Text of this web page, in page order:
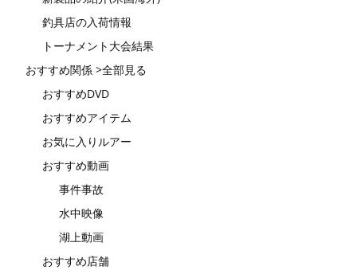
釣具店の入荷情報
トーナメント大会結果
おすすめ関係 >全部見る
おすすめDVD
おすすめアイテム
お気に入りルアー
おすすめ動画
事件事故
水中映像
湖上動画
おすすめ店舗